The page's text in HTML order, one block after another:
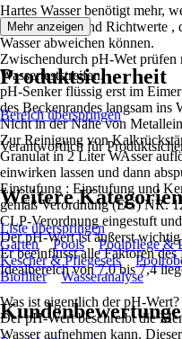
Hartes Wasser benötigt mehr,
Die Angaben sind Richtwerte
Wasser abweichen können.
Zwischendurch pH-Wet prüfen
Wasserteststreifen.
pH-Senker flüssig erst im
des Beckenrandes langsam ins
Nicht in der Nähe von
Zur Reinigung von
Granulat in 2 Liter WAsser
einwirken lassen und dann
Einstufung : Einstufung und
gemäß Verordnung (EG) NR.
CLP-Verordnung eingestuft
Der pH-Wert ist äußerst
Er beeinflusst alle Faktoren
Idealbereich von 7,0 bis 7,4
Was ist eigentlich der pH-Wert?
Der pH-Wert beschreibt die
Wasser aufnehmen kann.
Mehr anzeigen
Produktsicherheit
Bereich überspringen
Verantwortlich für
Weitere Kategorien
Liste überspringen
Garten
Pools Poolpflege &
Kescher & Pflegesets
Biofilter
Wasseranalyse